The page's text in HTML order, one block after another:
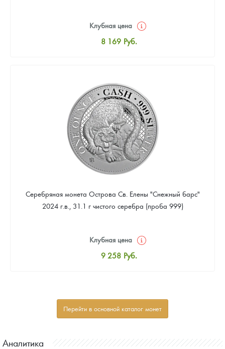
Клубная цена
8 169 Руб.
Цена выкупа
Звоните
Серебряная монета Острова Св. Елены "Снежный барс"
2024 г.в., 31.1 г чистого серебра (проба 999)
Клубная цена
9 258 Руб.
Звоните
Перейти в основной каталог монет
Аналитика